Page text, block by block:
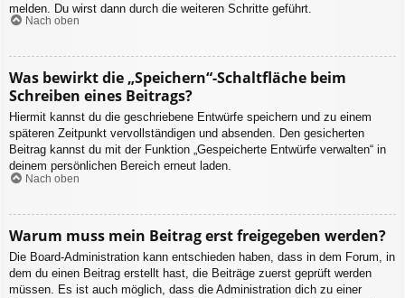
melden. Du wirst dann durch die weiteren Schritte geführt.
Nach oben
Was bewirkt die „Speichern“-Schaltfläche beim
Schreiben eines Beitrags?
Hiermit kannst du die geschriebene Entwürfe speichern und zu einem
späteren Zeitpunkt vervollständigen und absenden. Den gesicherten
Beitrag kannst du mit der Funktion „Gespeicherte Entwürfe verwalten“ in
deinem persönlichen Bereich erneut laden.
Nach oben
Warum muss mein Beitrag erst freigegeben werden?
Die Board-Administration kann entschieden haben, dass in dem Forum, in
dem du einen Beitrag erstellt hast, die Beiträge zuerst geprüft werden
müssen. Es ist auch möglich, dass die Administration dich zu einer